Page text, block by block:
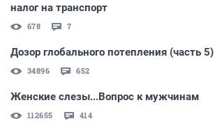
налог на транспорт
678 7
Дозор глобального потепления (часть 5)
34896 652
Женские слезы...Вопрос к мужчинам
112655 414